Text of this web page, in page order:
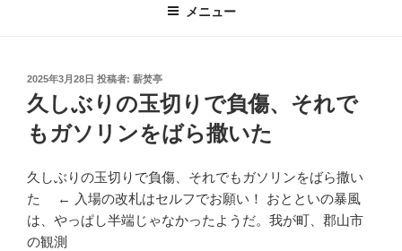
メニュー
投
稿
日:
2025年3月28日 投稿者: 薪焚亭
久しぶりの玉切りで負傷、それで
もガソリンをばら撒いた
久しぶりの玉切りで負傷、それでもガソリンをばら撒い
た ← 入場の改札はセルフでお願い！ おとといの暴風
は、やっぱし半端じゃなかったようだ。我が町、郡山市
の観測